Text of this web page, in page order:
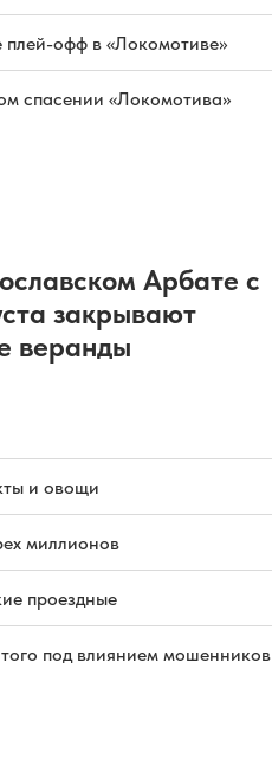
офф в «Локомотиве»
спасении «Локомотива»
Арбате с
закрывают
веранды
и овощи
миллионов
проездные
под влиянием мошенников